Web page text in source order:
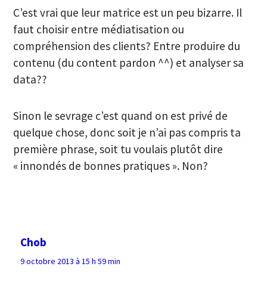
C’est vrai que leur matrice est un peu bizarre. Il
faut choisir entre médiatisation ou
compréhension des clients? Entre produire du
contenu (du content pardon ^^) et analyser sa
data??
Sinon le sevrage c’est quand on est privé de
quelque chose, donc soit je n’ai pas compris ta
première phrase, soit tu voulais plutôt dire
« innondés de bonnes pratiques ». Non?
Chob
9 octobre 2013 à 15 h 59 min